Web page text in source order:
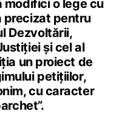
modifici o lege cu
precizat pentru
Dezvoltării,
și cel al
un proiect de
petițiilor,
cu caracter